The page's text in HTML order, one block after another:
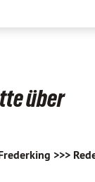
über
>>>